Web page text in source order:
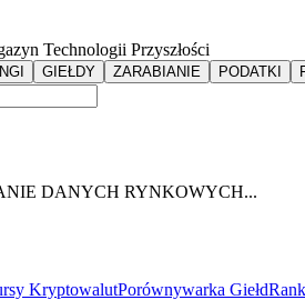
Technologii Przyszłości
GIEŁDY ZARABIANIE PODATKI
DANYCH RYNKOWYCH...
KryptowalutPorównywarka Giełd